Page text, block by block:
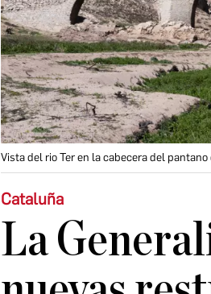
Vista del rio Ter en la cabecera del
Cataluña
La